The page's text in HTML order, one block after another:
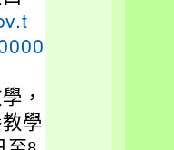
，
學